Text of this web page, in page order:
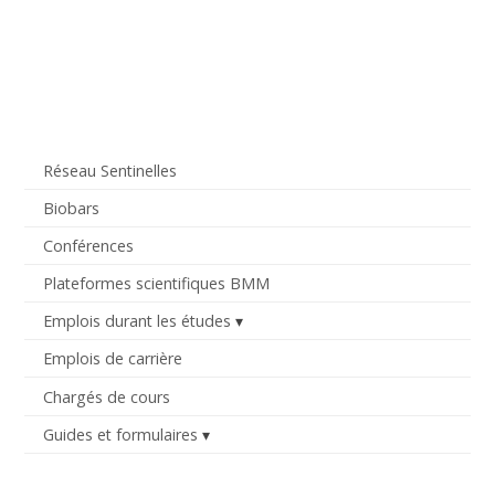
Réseau Sentinelles
Biobars
Conférences
Plateformes scientifiques BMM
Emplois durant les études
Emplois de carrière
Chargés de cours
Guides et formulaires